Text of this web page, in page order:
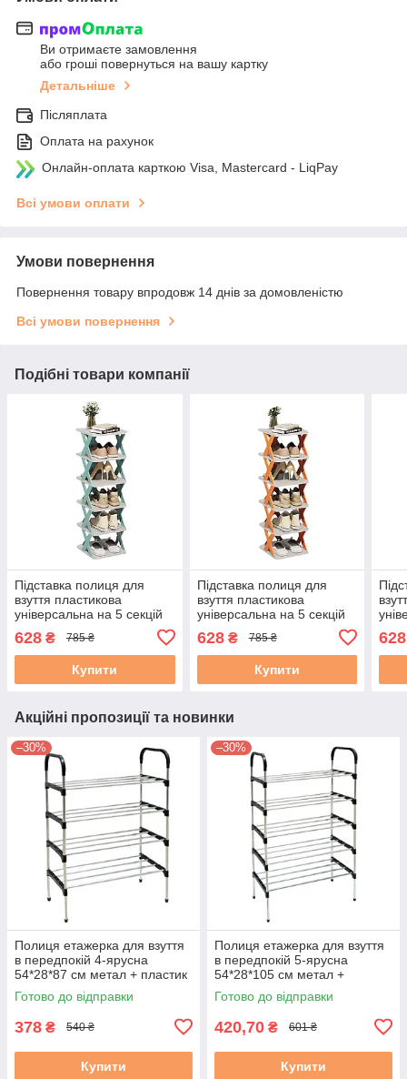
Ви отримаєте замовлення
або гроші повернуться на вашу картку
Детальніше
Післяплата
Оплата на рахунок
Онлайн-оплата карткою Visa, Mastercard - LiqPay
Всі умови оплати
Умови повернення
Повернення товару впродовж 14 днів за домовленістю
Всі умови повернення
Подібні товари компанії
Підставка полиця для
взуття пластикова
універсальна на 5 секцій
628 ₴ 785 ₴
Купити
Підставка полиця для
взуття пластикова
універсальна на 5 секцій
80*23*25см помаранчева
628₴ 785 ₴
Купити
628
Акційні пропозиції та новинки
–30%
Полиця етажерка для взуття
в передпокій 4-ярусна
54*28*87 см метал + пластик
універсальний дизайн,
поличка легко збирається
Готово до відправки
378 ₴ 540 ₴
Купити
–30%
Полиця етажерка для взуття
в передпокій 5-ярусна
54*28*105 см метал +
пластик універсальний
дизайн, поличка легко
Готово до відправки
420,70 ₴ 601 ₴
Купити